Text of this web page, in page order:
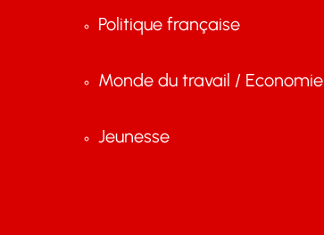
Politique française
Monde du travail / Economie
Jeunesse